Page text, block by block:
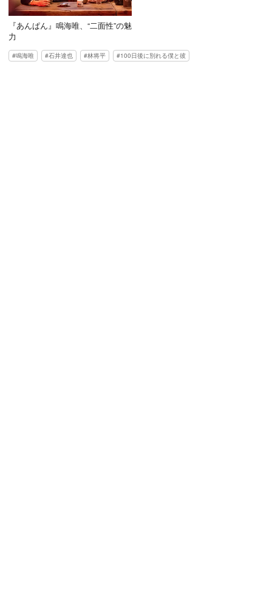
『あんぱん』鳴海唯、“二面性”の魅
力
鳴海唯 石井達也 林将平 100日後に別れる僕と彼